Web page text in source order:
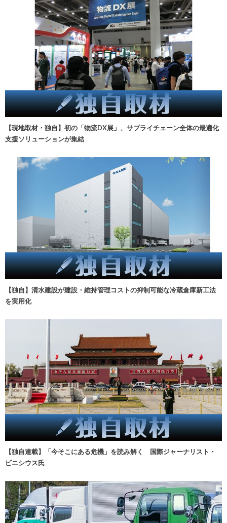
【現地取材・独自】初の「物流DX展」、サプライチェーン全体の最適化
支援ソリューションが集結
【独自】清水建設が建設・維持管理コストの抑制可能な冷蔵倉庫新工法
を実用化
【独自連載】「今そこにある危機」を読み解く 国際ジャーナリスト・
ビニシウス氏